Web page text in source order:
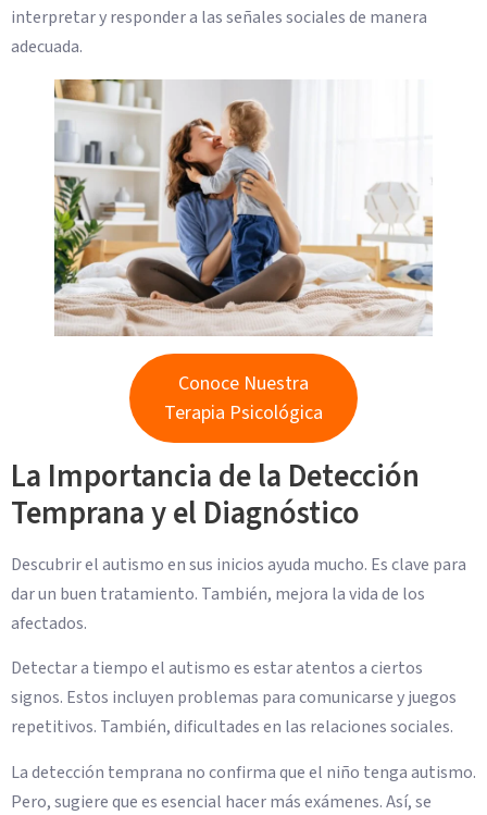
interpretar y responder a las señales sociales de manera
adecuada.
Conoce Nuestra
Terapia Psicológica
La Importancia de la Detección
Temprana y el Diagnóstico
Descubrir el autismo en sus inicios ayuda mucho. Es clave para
dar un buen tratamiento. También, mejora la vida de los
afectados.
Detectar a tiempo el autismo es estar atentos a ciertos
signos. Estos incluyen problemas para comunicarse y juegos
repetitivos. También, dificultades en las relaciones sociales.
La detección temprana no confirma que el niño tenga autismo.
Pero, sugiere que es esencial hacer más exámenes. Así, se